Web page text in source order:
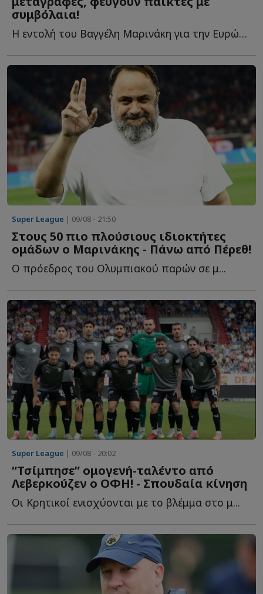
συμβόλαια!
Η εντολή του Βαγγέλη Μαρινάκη για την Ευρώπη, οι μεταγραφές π...
Super League | 09/08 - 21:50
Στους 50 πιο πλούσιους ιδιοκτήτες
ομάδων ο Μαρινάκης - Πάνω από Πέρεθ!
Ο πρόεδρος του Ολυμπιακού παρών σε μ...
Super League | 09/08 - 20:02
“Τσίμπησε” ομογενή-ταλέντο από
Λεβερκούζεν ο ΟΦΗ! - Σπουδαία κίνηση
Οι Κρητικοί ενισχύονται με το βλέμμα στο μ...